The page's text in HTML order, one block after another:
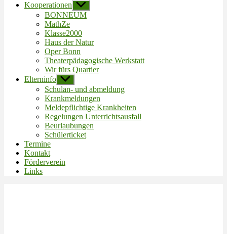
Kooperationen Untermenü
anzeigen
BONNEUM
MathZe
Klasse2000
Haus der Natur
Oper Bonn
Theaterpädagogische Werkstatt
Wir fürs Quartier
Elterninfo Untermenü
anzeigen
Schulan- und abmeldung
Krankmeldungen
Meldepflichtige Krankheiten
Regelungen Unterrichtsausfall
Beurlaubungen
Schülerticket
Termine
Kontakt
Förderverein
Links